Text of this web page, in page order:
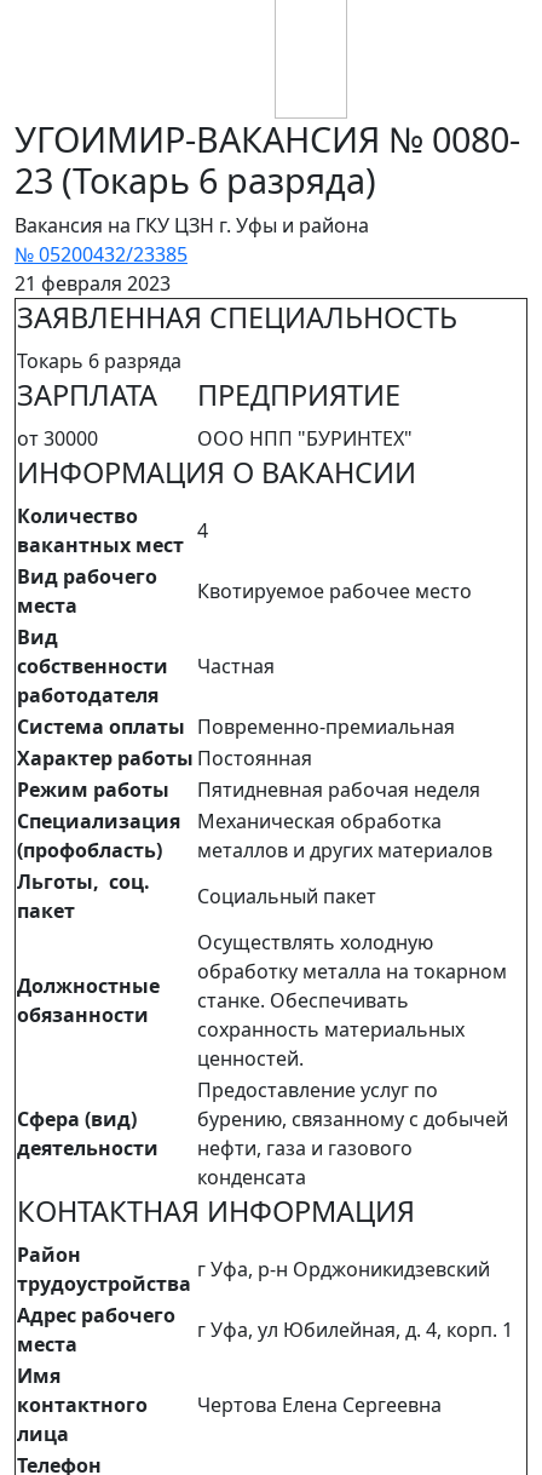
УГОИМИР-ВАКАНСИЯ № 0080-
23 (Токарь 6 разряда)
Вакансия на ГКУ ЦЗН г. Уфы и района
№ 05200432/23385
21 февраля 2023
ЗАЯВЛЕННАЯ СПЕЦИАЛЬНОСТЬ
Токарь 6 разряда
ЗАРПЛАТА ПРЕДПРИЯТИЕ
от 30000 ООО НПП "БУРИНТЕХ"
ИНФОРМАЦИЯ О ВАКАНСИИ
Количество
вакантных мест
4
Вид рабочего
места
Квотируемое рабочее место
Вид
собственности
работодателя
Частная
Система оплаты Повременно-премиальная
Характер работы Постоянная
Режим работы
Пятидневная рабочая неделя
Специализация
(профобласть)
Механическая обработка
металлов и других материалов
Льготы, соц.
пакет
Социальный пакет
Должностные
обязанности
Осуществлять холодную
обработку металла на токарном
станке. Обеспечивать
сохранность материальных
ценностей.
Сфера (вид)
деятельности
Предоставление услуг по
бурению, связанному с добычей
нефти, газа и газового
конденсата
КОНТАКТНАЯ ИНФОРМАЦИЯ
Район
трудоустройства
г Уфа, р-н Орджоникидзевский
Адрес рабочего
места
г Уфа, ул Юбилейная, д. 4, корп. 1
Имя
контактного
лица
Чертова Елена Сергеевна
Телефон